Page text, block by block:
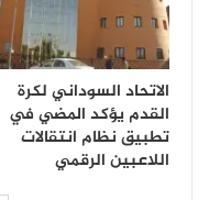
الاتحاد السوداني لكرة
القدم يؤكد المضي في
تطبيق نظام انتقالات
اللاعبين الرقمي